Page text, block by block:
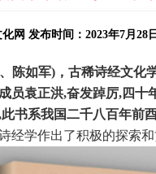
网 发布时间：2023年7月28
陈如军) ，古稀诗经文化
员袁正洪,奋发踔厉,四十
书系我国二千八百年前
经学作出了积极的探索